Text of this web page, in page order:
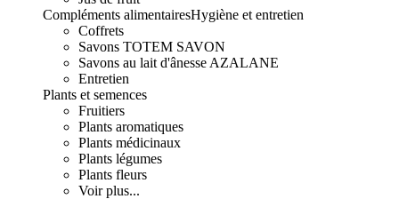
Compléments alimentairesHygiène et entretien
Coffrets
Savons TOTEM SAVON
Savons au lait d'ânesse AZALANE
Entretien
Plants et semences
Fruitiers
Plants aromatiques
Plants médicinaux
Plants légumes
Plants fleurs
Voir plus...